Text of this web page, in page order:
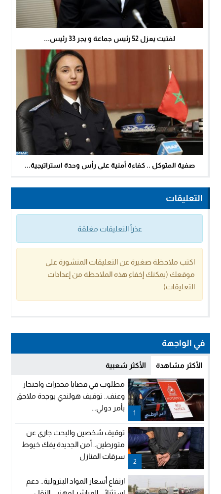
لفتيت يعزل 52 رئيس جماعة و يجر 33 رئيس...
صفية المتوكل .. كفاءة أمنية على رأس وحدة استراتيجية...
التعليقات
عذراً التعليقات مغلقة
اكتب ملاحظة صغيرة عن التعليقات المنشورة على
موقعك (يمكنك إخفاء هذه الملاحظة من إعدادات
التعليقات)
في الواجهة
الأكثر مشاهدة الأكثر شعبية
1
مطلوب في قضايا مخدرات واحتجاز
وعنف.. توقيف هولندي بوجدة ملاحق
بأمر دولي...
2
توقيف شخصين والبحث جاري عن
متورطين.. أمن الجديدة يفك خيوط
سرقات المنازل
ارتفاع أسعار المواد البترولية.. دعم